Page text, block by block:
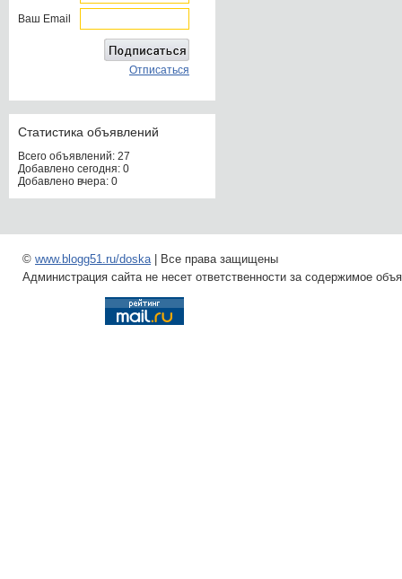
Ваш Email
Отписаться
Статистика объявлений
Всего объявлений: 27
Добавлено сегодня: 0
Добавлено вчера: 0
© www.blogg51.ru/doska| Все права защищены
Администрация сайта не несет ответственности за содержимое